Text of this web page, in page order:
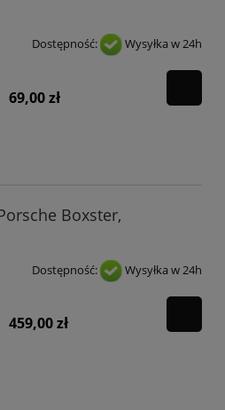
Dostępność: Wysyłka w 24h
69,00 zł
Boxster,
Dostępność: Wysyłka w 24h
459,00 zł